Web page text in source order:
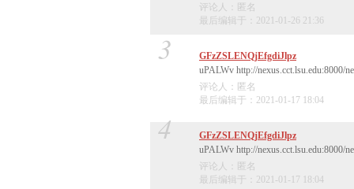
评论人：匿名
最后编辑于：2021-01-26 21:36
3
GFzZSLENQjEfgdiJlpz
uPALWv http://nexus.cct.lsu.edu:8000/
评论人：匿名
最后编辑于：2021-01-17 18:04
4
GFzZSLENQjEfgdiJlpz
uPALWv http://nexus.cct.lsu.edu:8000/
评论人：匿名
最后编辑于：2021-01-17 18:04